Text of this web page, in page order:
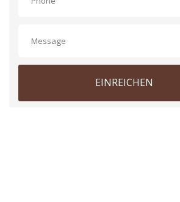
EINREICHEN